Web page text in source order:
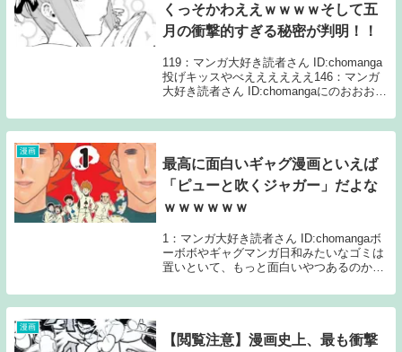
くっそかわええｗｗｗｗそして五
月の衝撃的すぎる秘密が判明！！
119：マンガ大好き読者さん ID:chomanga
投げキッスやべええええええ146：マンガ
大好き読者さん ID:chomangaにのおおおお
ID:chomangaはい来ました二乃のターン来
ましたよ120...
漫画
最高に面白いギャグ漫画といえば
「ピューと吹くジャガー」だよな
ｗｗｗｗｗｗ
1：マンガ大好き読者さん ID:chomangaボ
ーボボやギャグマンガ日和みたいなゴミは
置いといて、もっと面白いやつあるのか？
フロ3：マンガ大好き読者さん
ID:chomanga王様はロバ ...
漫画
【閲覧注意】漫画史上、最も衝撃